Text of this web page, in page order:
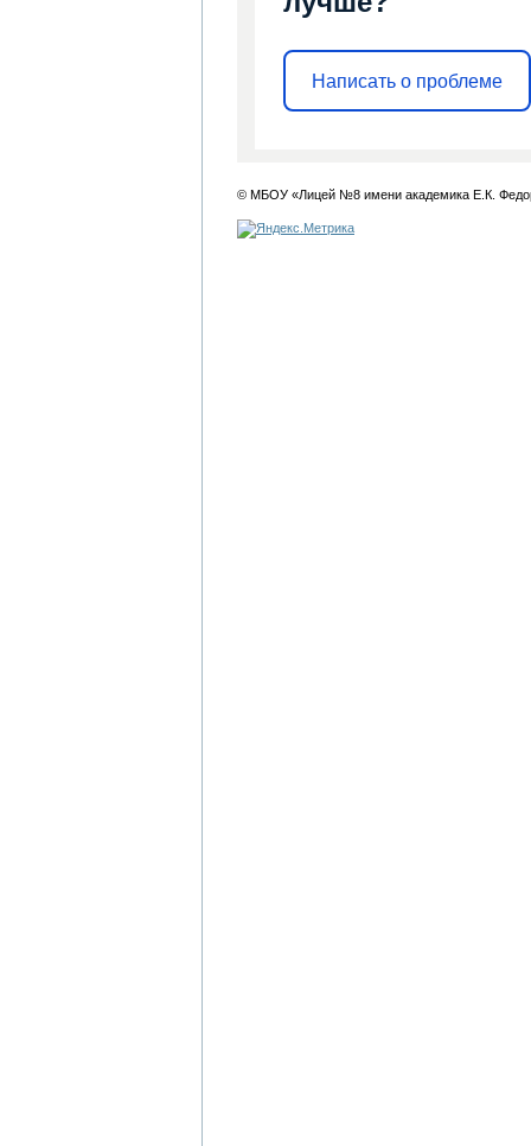
Написать о проблеме
© МБОУ «Лицей №8 имени академика Е.К.